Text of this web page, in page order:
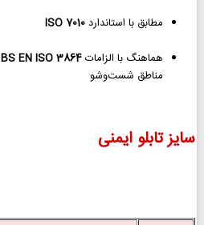
مطابق با استانداردISO 7010
هماهنگ با الزاماتBS EN ISO 3864
مناطق شست‌وشو
سایز تابلو ایمنی